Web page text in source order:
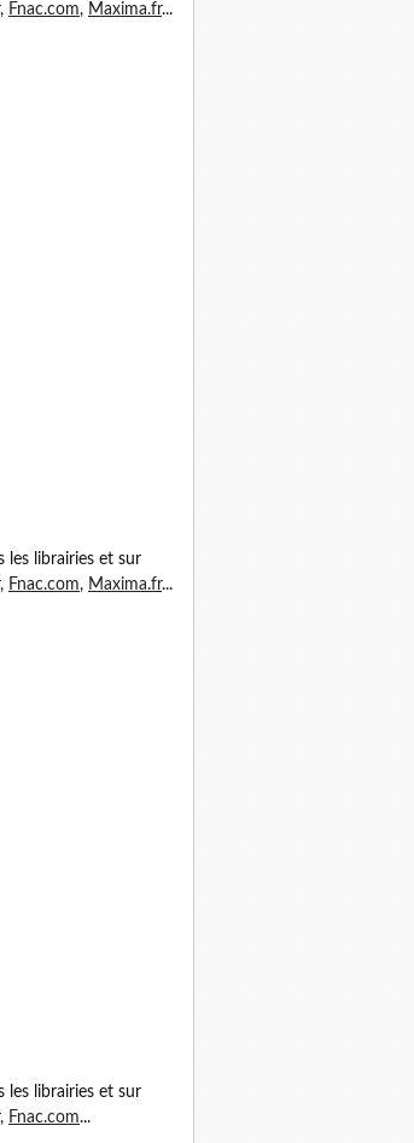
, Fnac.com, Maxima.fr...
les librairies et sur
, Fnac.com, Maxima.fr...
les librairies et sur
, Fnac.com...